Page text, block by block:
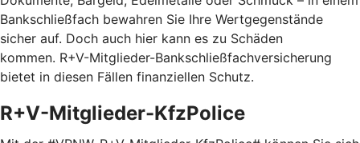
Bankschließfach bewahren Sie Ihre Wertgegenstände
sicher auf. Doch auch hier kann es zu Schäden
kommen. R+V-Mitglieder-Bankschließfachversicherung
bietet in diesen Fällen finanziellen Schutz.
R+V-Mitglieder-KfzPolice